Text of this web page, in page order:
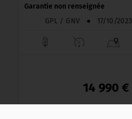
Garantie non renseignée
GPL / GNV
● 17/10/2023
14 990 €